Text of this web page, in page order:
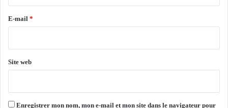
s
e
i
d
e
s
c
u
e
E-mail *
Site web
Enregistrer mon nom, mon e-mail et mon site dans le navigateur pour